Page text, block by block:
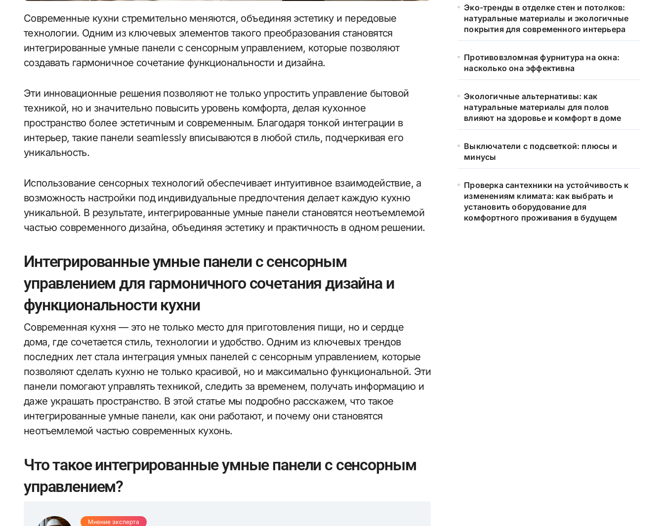
Современные кухни стремительно меняются, объединяя эстетику и передовые
технологии. Одним из ключевых элементов такого преобразования становятся
интегрированные умные панели с сенсорным управлением, которые позволяют
создавать гармоничное сочетание функциональности и дизайна.
Эти инновационные решения позволяют не только упростить управление бытовой
техникой, но и значительно повысить уровень комфорта, делая кухонное
пространство более эстетичным и современным. Благодаря тонкой интеграции в
интерьер, такие панели seamlessly вписываются в любой стиль, подчеркивая его
уникальность.
Использование сенсорных технологий обеспечивает интуитивное взаимодействие, а
возможность настройки под индивидуальные предпочтения делает каждую кухню
уникальной. В результате, интегрированные умные панели становятся неотъемлемой
частью современного дизайна, объединяя эстетику и практичность в одном решении.
Интегрированные умные панели с сенсорным
управлением для гармоничного сочетания дизайна и
функциональности кухни
Современная кухня — это не только место для приготовления пищи, но и сердце
дома, где сочетается стиль, технологии и удобство. Одним из ключевых трендов
последних лет стала интеграция умных панелей с сенсорным управлением, которые
позволяют сделать кухню не только красивой, но и максимально функциональной. Эти
панели помогают управлять техникой, следить за временем, получать информацию и
даже украшать пространство. В этой статье мы подробно расскажем, что такое
интегрированные умные панели, как они работают, и почему они становятся
неотъемлемой частью современных кухонь.
Что такое интегрированные умные панели с сенсорным
управлением?
Мнение эксперта
Эко-тренды в отделке стен и потолков:
натуральные материалы и экологичные
покрытия для современного интерьера
Противовзломная фурнитура на окна:
насколько она эффективна
Экологичные альтернативы: как
натуральные материалы для полов
влияют на здоровье и комфорт в доме
Выключатели с подсветкой: плюсы и
минусы
Проверка сантехники на устойчивость к
изменениям климата: как выбрать и
установить оборудование для
комфортного проживания в будущем